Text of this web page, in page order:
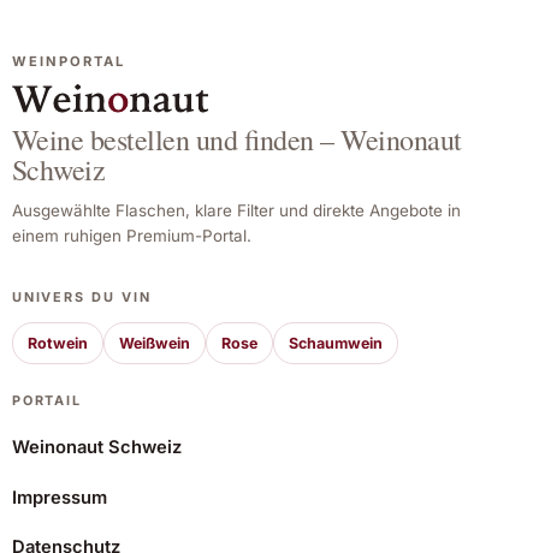
WEINPORTAL
Weine bestellen und finden – Weinonaut
Schweiz
Ausgewählte Flaschen, klare Filter und direkte Angebote in
einem ruhigen Premium-Portal.
UNIVERS DU VIN
Rotwein Weißwein Rose Schaumwein
PORTAIL
Weinonaut Schweiz
Impressum
Datenschutz